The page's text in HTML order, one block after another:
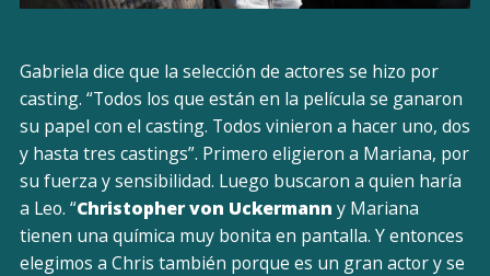
Gabriela dice que la selección de actores se hizo por
casting. “Todos los que están en la película se ganaron
su papel con el casting. Todos vinieron a hacer uno, dos
y hasta tres castings”. Primero eligieron a Mariana, por
su fuerza y sensibilidad. Luego buscaron a quien haría
a Leo. “Christopher von Uckermann y Mariana
tienen una química muy bonita en pantalla. Y entonces
elegimos a Chris también porque es un gran actor y se